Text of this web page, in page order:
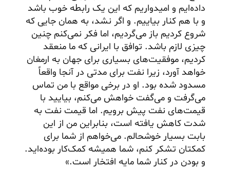
داده‌ایم و امیدواریم که این یک رابطه خوب باشد
و با هم کنار بیاییم. و اگر نشد، به همان جایی که
شروع کردیم باز می‌گردیم، اما فکر نمی‌کنم چنین
چیزی لازم باشد. توافق با ایرانی که ما منعقد
کردیم، موفقیت‌های بسیاری برای جهان به ارمغان
خواهد آورد، زیرا نفت برای مدتی در آنجا واقعاً
مسدود شده بود. او در برخی مواقع با من تماس
می‌گرفت و می‌گفت خواهش می‌کنم، بیایید با
قیمت‌های نفت پیش برویم. اما قیمت نفت به
شدت کاهش یافته است، بنابراین من از این
بابت بسیار خوشحالم. می‌خواهم از شما برای
کمکتان تشکر کنم، شما همیشه کمک‌کار بوده‌اید.
و بودن در کنار شما مایه افتخار است.»